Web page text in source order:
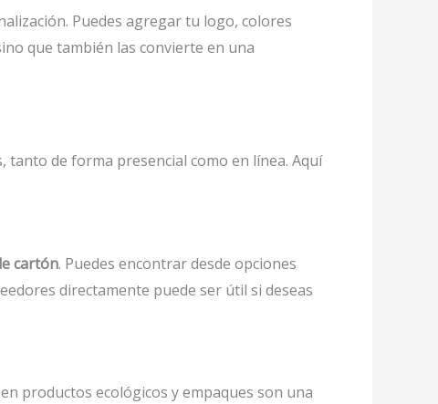
Puedes agregar tu logo, colores
que también las convierte en una
de forma presencial como en línea. Aquí
cartón. Puedes encontrar desde opciones
directamente puede ser útil si deseas
productos ecológicos y empaques son una